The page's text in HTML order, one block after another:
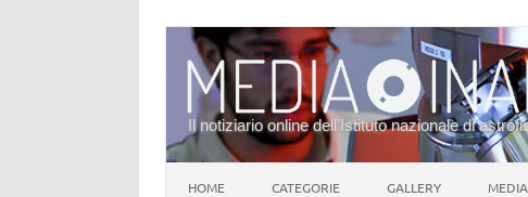
Il notiziario online dell’Istituto nazionale di
HOME CATEGORIE GALLERY